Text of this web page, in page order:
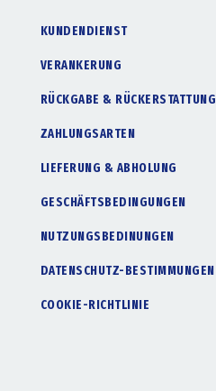
KUNDENDIENST
VERANKERUNG
RÜCKGABE & RÜCKERSTATTUNG
ZAHLUNGSARTEN
LIEFERUNG & ABHOLUNG
GESCHÄFTSBEDINGUNGEN
NUTZUNGSBEDINUNGEN
DATENSCHUTZ-BESTIMMUNGEN
COOKIE-RICHTLINIE